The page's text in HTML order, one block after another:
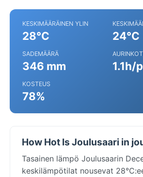
KESKIMÄÄRÄINEN YLIN
28°C 24°C
SADEMÄÄRÄ
346 mm 1.1h/
KOSTEUS
78%
How Hot Is Joulusaari in
Tasainen lämpö Joulusaarin
keskilämpötilat nousevat